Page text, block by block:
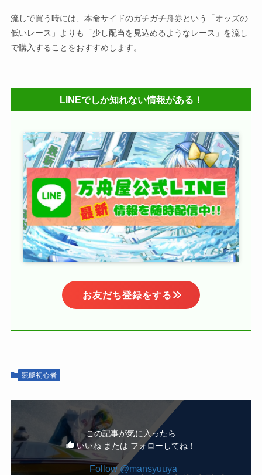
流しで買う時には、本命サイドのガチガチ舟券という「オッズの
低いレース」よりも「少し配当を見込めるようなレース」を流し
で購入することをおすすめします。
LINEでしか知れない情報がある！
お友だち登録をする
競艇初心者
この記事が気に入ったら
いいね または フォローしてね！
Follow @mansyuuya